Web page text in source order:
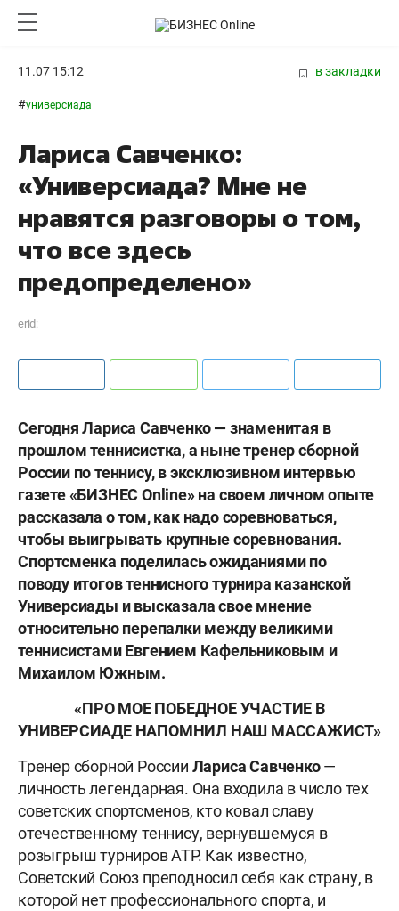
11.07 15:12 в закладки
#универсиада
Лариса Савченко:
«Универсиада? Мне не
нравятся разговоры о том,
что все здесь
предопределено»
erid:
Сегодня Лариса Савченко — знаменитая в
прошлом теннисистка, а ныне тренер сборной
России по теннису, в эксклюзивном интервью
газете «БИЗНЕСOnline» на своем личном опыте
рассказала о том, как надо соревноваться,
чтобы выигрывать крупные соревнования.
Спортсменка поделилась ожиданиями по
поводу итогов теннисного турнира казанской
Универсиады и высказала свое мнение
относительно перепалки между великими
теннисистами Евгением Кафельниковым и
Михаилом Южным.
«ПРО МОЕ ПОБЕДНОЕ УЧАСТИЕ В
УНИВЕРСИАДЕ НАПОМНИЛ НАШ МАССАЖИСТ»
Тренер сборной России Лариса Савченко—
личность легендарная. Она входила в число тех
советских спортсменов, кто ковал славу
отечественному теннису, вернувшемуся в
розыгрыш турниров ATP. Как известно,
Советский Союз преподносил себя как страну, в
которой нет профессионального спорта, и